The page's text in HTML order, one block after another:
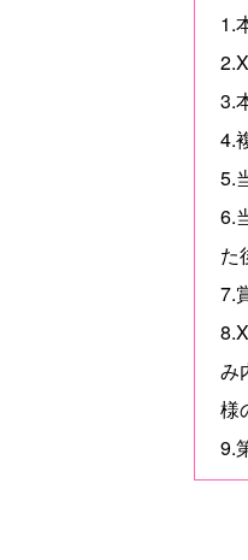
1.
3.
4.
5.
6.
た
7.
み
様
9.